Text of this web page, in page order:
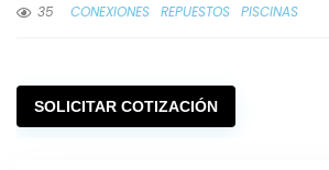
35
CONEXIONES REPUESTOS PISCINAS
SOLICITAR COTIZACIÓN